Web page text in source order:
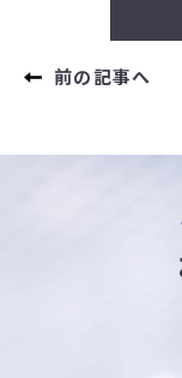
前の記事へ